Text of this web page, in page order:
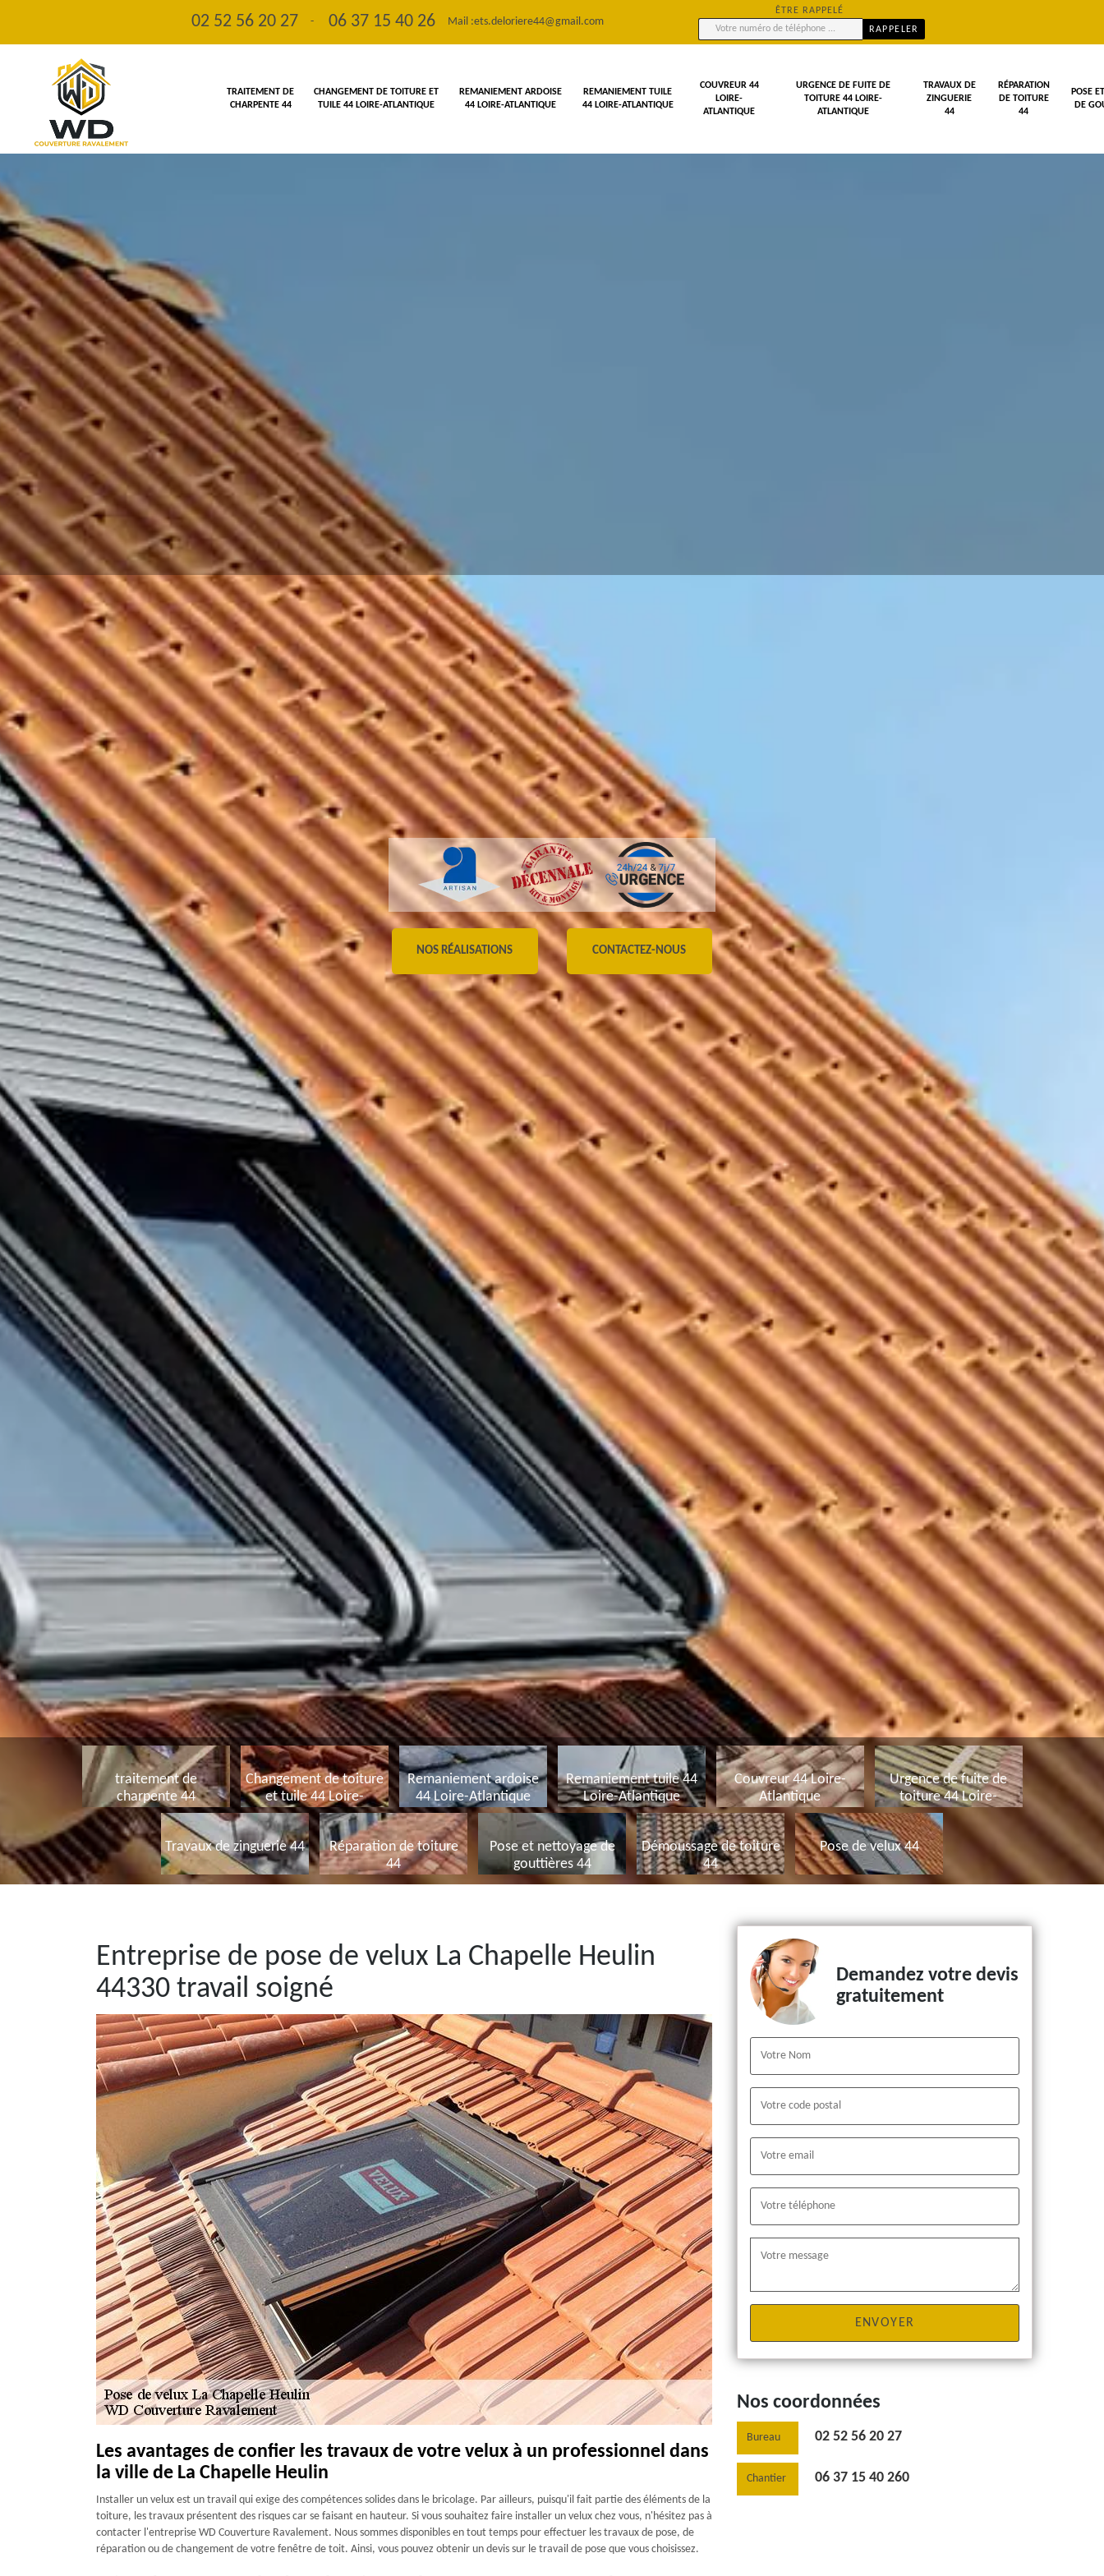
02 52 56 20 27 - 06 37 15 40 26 Mail :ets.deloriere44@gmail.com
ÊTRE RAPPELÉ
TRAITEMENT DE
CHARPENTE 44
CHANGEMENT DE TOITURE ET
TUILE 44 LOIRE-ATLANTIQUE
REMANIEMENT ARDOISE
44 LOIRE-ATLANTIQUE
REMANIEMENT TUILE
44 LOIRE-ATLANTIQUE
COUVREUR 44
LOIRE-
ATLANTIQUE
URGENCE DE FUITE DE
TOITURE 44 LOIRE-
ATLANTIQUE
TRAVAUX DE
ZINGUERIE
44
RÉPARATION
DE TOITURE
44
POSE
DE
NOS RÉALISATIONS CONTACTEZ-NOUS
traitement de
charpente 44
Changement de toiture
et tuile 44 Loire-
Atlantique
Remaniement ardoise
44 Loire-Atlantique
Remaniement tuile 44
Loire-Atlantique
Couvreur 44 Loire-
Atlantique
Urgence de fuite de
toiture 44 Loire-
Atlantique
Travaux de zinguerie 44
Réparation de toiture
44
Pose et nettoyage de
gouttières 44
Démoussage de toiture
44
Pose de velux 44
Entreprise de pose de velux La Chapelle Heulin
44330 travail soigné
Les avantages de confier les travaux de votre velux à un professionnel dans
la ville de La Chapelle Heulin
Installer un velux est un travail qui exige des compétences solides dans le bricolage. Par ailleurs, puisqu'il fait partie des éléments de la
toiture, les travaux présentent des risques car se faisant en hauteur. Si vous souhaitez faire installer un velux chez vous, n'hésitez pas à
contacter l'entreprise WD Couverture Ravalement. Nous sommes disponibles en tout temps pour effectuer les travaux de pose, de
réparation ou de changement de votre fenêtre de toit. Ainsi, vous pouvez obtenir un devis sur le travail de pose que vous choisissez.
Demandez votre devis
gratuitement
Nos coordonnées
Bureau 02 52 56 20 27
Chantier 06 37 15 40 260